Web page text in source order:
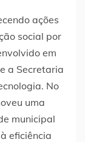
ações
social por
em
a Secretaria
No
uma
municipal
eficiência